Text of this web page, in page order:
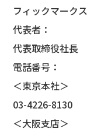
フィックマーク
代表者：
代表取締役社長
電話番号：
＜東京本社＞
03-4226-8130
＜大阪支店＞